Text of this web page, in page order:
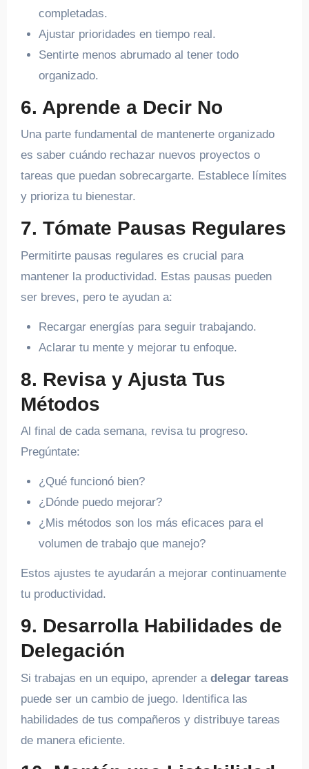
completadas.
Ajustar prioridades en tiempo real.
Sentirte menos abrumado al tener todo
organizado.
6. Aprende a Decir No
Una parte fundamental de mantenerte organizado
es saber cuándo rechazar nuevos proyectos o
tareas que puedan sobrecargarte. Establece límites
y prioriza tu bienestar.
7. Tómate Pausas Regulares
Permitirte pausas regulares es crucial para
mantener la productividad. Estas pausas pueden
ser breves, pero te ayudan a:
Recargar energías para seguir trabajando.
Aclarar tu mente y mejorar tu enfoque.
8. Revisa y Ajusta Tus
Métodos
Al final de cada semana, revisa tu progreso.
Pregúntate:
¿Qué funcionó bien?
¿Dónde puedo mejorar?
¿Mis métodos son los más eficaces para el
volumen de trabajo que manejo?
Estos ajustes te ayudarán a mejorar continuamente
tu productividad.
9. Desarrolla Habilidades de
Delegación
Si trabajas en un equipo, aprender a delegar tareas
puede ser un cambio de juego. Identifica las
habilidades de tus compañeros y distribuye tareas
de manera eficiente.